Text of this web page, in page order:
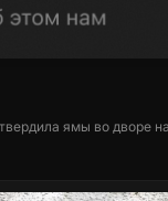
ямы во дворе